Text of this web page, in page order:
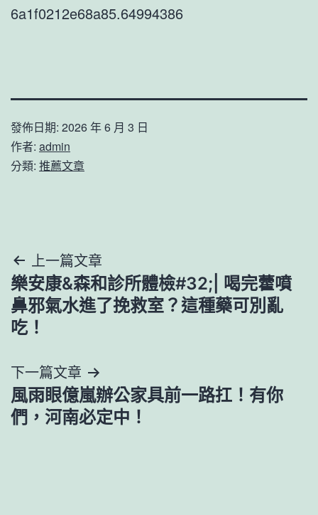
6a1f0212e68a85.64994386
發佈日期: 2026 年 6 月 3 日
作者: admin
分類: 推薦文章
文
章
導
覽
上一篇文章
樂安康&森和診所體檢#32;| 喝完藿噴
鼻邪氣水進了挽救室？這種藥可別亂
吃！
下一篇文章
風雨眼億嵐辦公家具前一路扛！有你
們，河南必定中！